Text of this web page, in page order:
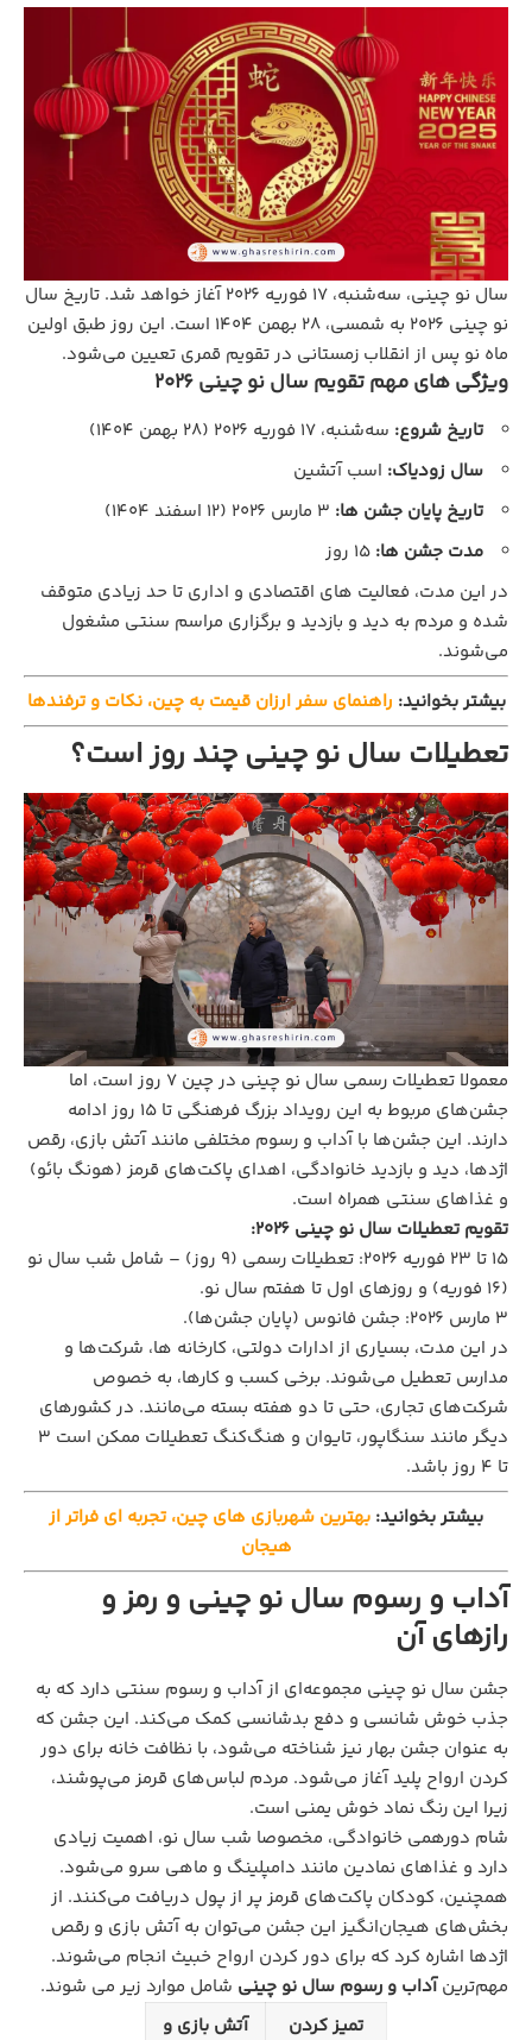
سال نو چینی، سه‌شنبه، ۱۷ فوریه ۲۰۲۶ آغاز خواهد شد. تاریخ سال
نو چینی ۲۰۲۶ به شمسی، ۲۸ بهمن ۱۴۰۴ است. این روز طبق اولین
ماه نو پس از انقلاب زمستانی در تقویم قمری تعیین می‌شود.
ویژگی‌ های مهم تقویم سال نو چینی 2026
تاریخ شروع: سه‌شنبه، ۱۷ فوریه ۲۰۲۶ (۲۸ بهمن ۱۴۰۴)
سال زودیاک: اسب آتشین
تاریخ پایان جشن ‌ها:
مدت جشن ‌ها:
در این مدت، فعالیت ‌های اقتصادی و اداری تا حد زیادی متوقف
شده و مردم به دید و بازدید و برگزاری مراسم سنتی مشغول
می‌شوند.
بیشتر بخوانید: راهنمای سفر ارزان قیمت به چین، نکات و ترفندها
تعطیلات سال نو چینی چند روز است؟
معمولا تعطیلات رسمی سال نو چینی در چین ۷ روز است، اما
جشن‌های مربوط به این رویداد بزرگ فرهنگی تا ۱۵ روز ادامه
دارند. این جشن‌ها با آداب و رسوم مختلفی مانند آتش بازی، رقص
اژدها، دید و بازدید خانوادگی، اهدای پاکت‌های قرمز (هونگ بائو)
و غذاهای سنتی همراه است.
تقویم تعطیلات سال نو چینی ۲۰۲۶:
۱۵ تا ۲۳ فوریه ۲۰۲۶: تعطیلات رسمی (۹ روز) – شامل شب سال نو
(۱۶ فوریه) و روزهای اول تا هفتم سال نو.
۳ مارس ۲۰۲۶: جشن فانوس (پایان جشن‌ها).
در این مدت، بسیاری از ادارات دولتی، کارخانه ها، شرکت‌ها و
مدارس تعطیل می‌شوند. برخی کسب و کارها، به خصوص
شرکت‌های تجاری، حتی تا دو هفته بسته می‌مانند. در کشورهای
دیگر مانند سنگاپور، تایوان و هنگ‌کنگ تعطیلات ممکن است ۳
تا ۴ روز باشد.
بیشتر بخوانید: بهترین شهربازی‌ های چین، تجربه‌ ای فراتر از
هیجان
آداب و رسوم سال نو چینی و رمز و
رازهای آن
جشن سال نو چینی مجموعه‌ای از آداب و رسوم سنتی دارد که به
جذب خوش شانسی و دفع بدشانسی کمک می‌کند. این جشن که
به عنوان جشن بهار نیز شناخته می‌شود، با نظافت خانه برای دور
کردن ارواح پلید آغاز می‌شود. مردم لباس‌های قرمز می‌پوشند،
زیرا این رنگ نماد خوش یمنی است.
شام دورهمی خانوادگی، مخصوصا شب سال نو، اهمیت زیادی
دارد و غذاهای نمادین مانند دامپلینگ و ماهی سرو می‌شود.
همچنین، کودکان پاکت‌های قرمز پر از پول دریافت می‌کنند. از
بخش‌های هیجان‌انگیز این جشن می‌توان به آتش بازی و رقص
اژدها اشاره کرد که برای دور کردن ارواح خبیث انجام می‌شوند.
مهم‌ترینآداب و رسوم سال نو چینی شامل موارد زیر می شوند.
تمیز کردن
آتش‌ بازی و